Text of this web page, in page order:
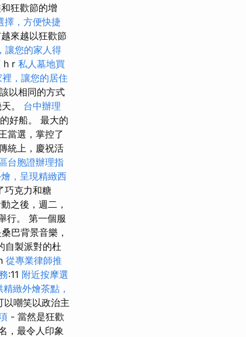
狂歡節的增
擇，方便快捷
來越以狂歡節
讓您的家人得
h r 私人墓地買
，讓您的居住
以相同的方式
。 台中辦理
好船。 最大的
當選，掌控了
統上，慶祝活
台胞證辦理指
，呈現精緻西
巧克力和糖
之後，週二，
行。 第一個服
巴背景音樂，
自製派對的杜
從專業律師推
:11 附近按摩選
精緻外燴茶點，
以嘲笑以政治主
- 當然是狂歡
，最令人印象